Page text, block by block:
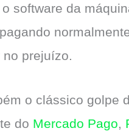
software da
prejuízo.
o clássico golpe
do Mercado Pago